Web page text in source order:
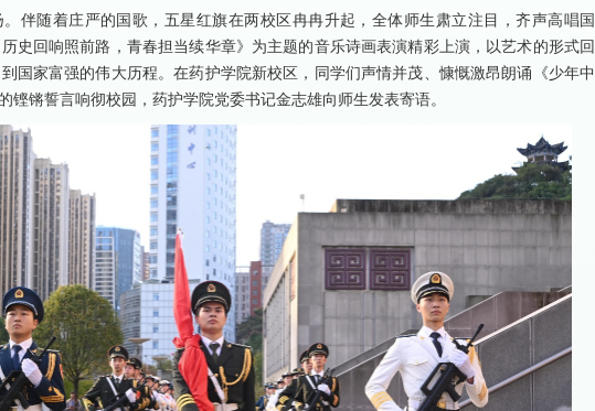
伴随着庄严的国歌，五星红旗在两校区冉冉升起，全体师生肃立注目，齐声高唱国
史回响照前路，青春担当续华章》为主题的音乐诗画表演精彩上演，以艺术的形式回
国家富强的伟大历程。在药护学院新校区，同学们声情并茂、慷慨激昂朗诵《少年中
铿锵誓言响彻校园，药护学院党委书记金志雄向师生发表寄语。